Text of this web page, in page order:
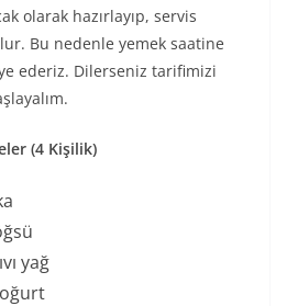
olarak hazırlayıp, servis
Bu nedenle yemek saatine
ederiz. Dilerseniz tarifimizi
(4 Kişilik)
yağ